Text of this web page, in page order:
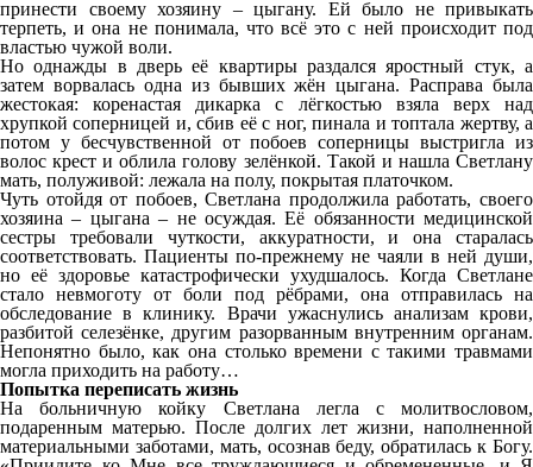
принести своему хозяину – цыгану. Ей было не привыкать
терпеть, и она не понимала, что всё это с ней происходит под
властью чужой воли.
Но однажды в дверь её квартиры раздался яростный стук, а
затем ворвалась одна из бывших жён цыгана. Расправа была
жестокая: коренастая дикарка с лёгкостью взяла верх над
хрупкой соперницей и, сбив её с ног, пинала и топтала жертву, а
потом у бесчувственной от побоев соперницы выстригла из
волос крест и облила голову зелёнкой. Такой и нашла Светлану
мать, полуживой: лежала на полу, покрытая платочком.
Чуть отойдя от побоев, Светлана продолжила работать, своего
хозяина – цыгана – не осуждая. Её обязанности медицинской
сестры требовали чуткости, аккуратности, и она старалась
соответствовать. Пациенты по-прежнему не чаяли в ней души,
но её здоровье катастрофически ухудшалось. Когда Светлане
стало невмоготу от боли под рёбрами, она отправилась на
обследование в клинику. Врачи ужаснулись анализам крови,
разбитой селезёнке, другим разорванным внутренним органам.
Непонятно было, как она столько времени с такими травмами
могла приходить на работу…
Попытка переписать жизнь
На больничную койку Светлана легла с молитвословом,
подаренным матерью. После долгих лет жизни, наполненной
материальными заботами, мать, осознав беду, обратилась к Богу.